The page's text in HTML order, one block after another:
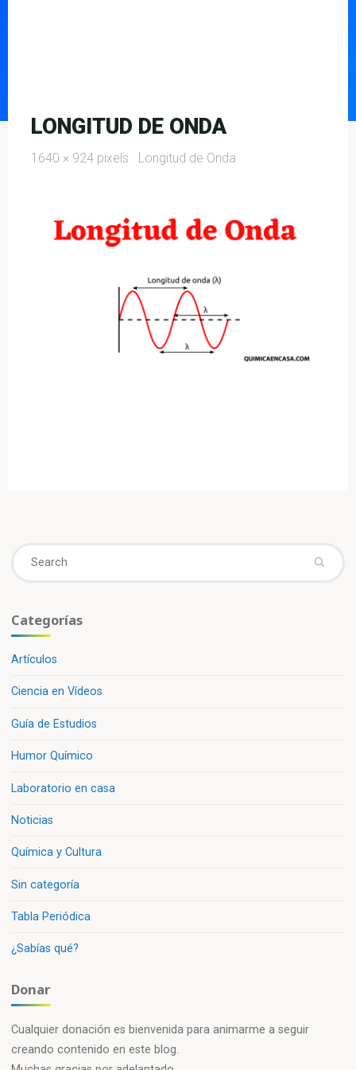
LONGITUD DE ONDA
Full
1640 × 924 pixels Longitud de Onda
Categorías
Artículos
Ciencia en Vídeos
Guía de Estudios
Humor Químico
Laboratorio en casa
Noticias
Química y Cultura
Sin categoría
Tabla Periódica
¿Sabías qué?
Donar
Cualquier donación es bienvenida para animarme a seguir
creando contenido en este blog.